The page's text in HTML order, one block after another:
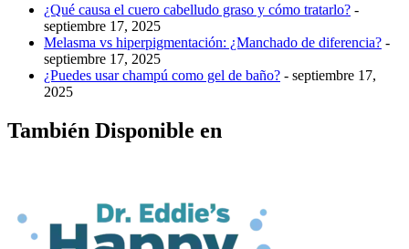
¿Qué causa el cuero cabelludo graso y cómo tratarlo? -
septiembre 17, 2025
Melasma vs hiperpigmentación: ¿Manchado de diferencia? -
septiembre 17, 2025
¿Puedes usar champú como gel de baño? - septiembre 17,
2025
También Disponible en